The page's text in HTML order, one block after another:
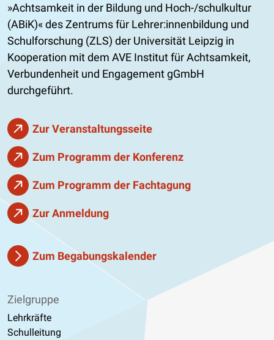
»Achtsamkeit in der Bildung und Hoch-/schulkultur
(ABiK)« des Zentrums für Lehrer:innenbildung und
Schulforschung (ZLS) der Universität Leipzig in
Kooperation mit dem AVE Institut für Achtsamkeit,
Verbundenheit und Engagement gGmbH
durchgeführt.
Zur Veranstaltungsseite
Zum Programm der Konferenz
Zum Programm der Fachtagung
Zur Anmeldung
Zum Begabungskalender
Zielgruppe
Lehrkräfte
Schulleitung